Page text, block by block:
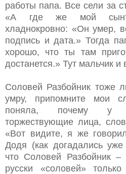
работы папа. Все сели за
«А где же мой
хладнокровно: «Он умер,
подпись и дата.» Тогда
хорошо, что ты там
достанется.» Тут мальчик и
Соловей Разбойник тоже
умру, припомните мои
поняла, почему у
торжествующие лица,
«Вот видите, я же
Додя (как догадались уже
что Соловей Разбойник
русски «соловей»